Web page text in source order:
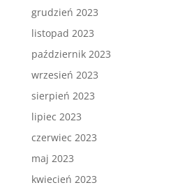
grudzień 2023
listopad 2023
październik 2023
wrzesień 2023
sierpień 2023
lipiec 2023
czerwiec 2023
maj 2023
kwiecień 2023